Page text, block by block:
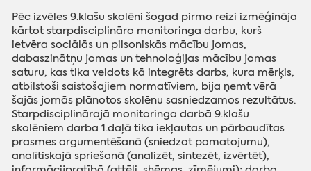
Pēc izvēles 9.klašu skolēni šogad pirmo reizi izmēģināja
kārtot starpdisciplināro monitoringa darbu, kurš
ietvēra sociālās un pilsoniskās mācību jomas,
dabaszinātņu jomas un tehnoloģijas mācību jomas
saturu, kas tika veidots kā integrēts darbs, kura mērķis,
atbilstoši saistošajiem normatīviem, bija ņemt vērā
šajās jomās plānotos skolēnu sasniedzamos rezultātus.
Starpdisciplinārajā monitoringa darbā 9.klašu
skolēniem darba 1.daļā tika iekļautas un pārbaudītas
prasmes argumentēšanā (sniedzot pamatojumu),
analītiskajā spriešanā (analizēt, sintezēt, izvērtēt),